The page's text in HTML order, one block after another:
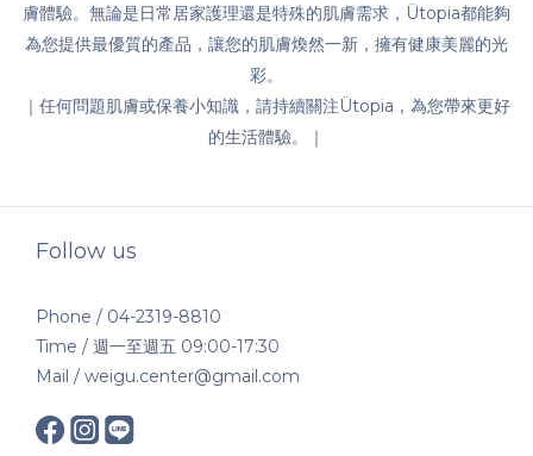
膚體驗。無論是日常居家護理還是特殊的肌膚需求，Ütopia都能夠
為您提供最優質的產品，讓您的肌膚煥然一新，擁有健康美麗的光
彩。
｜任何問題肌膚或保養小知識，請持續關注Ütopia，為您帶來更好
的生活體驗。｜
Follow us
Phone / 04-2319-8810
Time / 週一至週五 09:00-17:30
Mail / weigu.center@gmail.com